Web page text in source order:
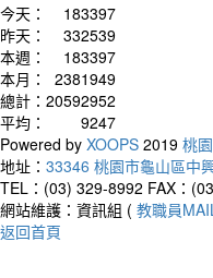
今天：
183397
昨天：
332539
本週：
183397
本月：
2381949
總計： 20592952
平均：
9247
Powered by XOOPS 2019 桃
地址： 33346 桃園市龜山區中
TEL：(03) 329-8992 FAX：
網站維護：資訊組 ( 教職員
返回首頁